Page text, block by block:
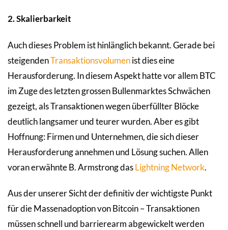
2. Skalierbarkeit
Auch dieses Problem ist hinlänglich bekannt. Gerade bei
steigendenTransaktionsvolumenist dies eine
Herausforderung. In diesem Aspekt hatte vor allem BTC
im Zuge des letzten grossen Bullenmarktes Schwächen
gezeigt, als Transaktionen wegen überfüllter Blöcke
deutlich langsamer und teurer wurden. Aber es gibt
Hoffnung: Firmen und Unternehmen, die sich dieser
Herausforderung annehmen und Lösung suchen. Allen
voran erwähnte B. Armstrong dasLightning Network.
Aus der unserer Sicht der definitiv der wichtigste Punkt
für die Massenadoption von Bitcoin – Transaktionen
müssen schnell und barrierearm abgewickelt werden